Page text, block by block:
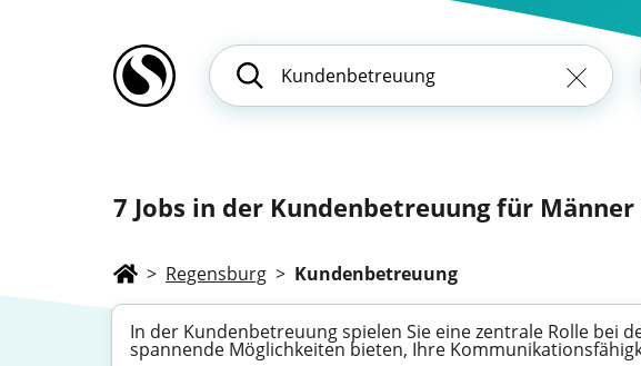
7 Jobs in der Kundenbetreuung für
> Regensburg > Kundenbetreuung
In der Kundenbetreuung spielen Sie eine zentrale Rolle bei
spannende Möglichkeiten bieten, Ihre